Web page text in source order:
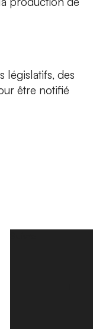
législatifs, des
être notifié